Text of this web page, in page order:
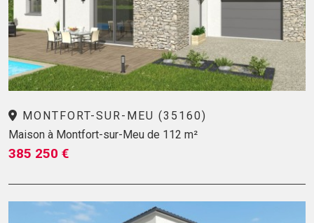
MONTFORT-SUR-MEU (35160)
Maison à Montfort-sur-Meu de 112 m²
385 250 €